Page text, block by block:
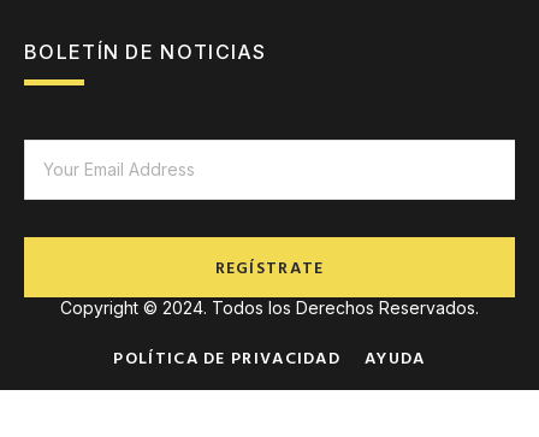
BOLETÍN DE NOTICIAS
REGÍSTRATE
Copyright © 2024. Todos los Derechos Reservados.
POLÍTICA DE PRIVACIDAD AYUDA